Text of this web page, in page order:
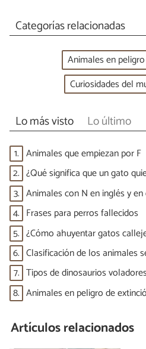
Categorías relacionadas
Animales en
Curiosidades del
Lo más visto Lo último
1. Animales que empiezan por F
2. ¿Qué significa que un gato
3. Animales con N en inglés y
4. Frases para perros fallecidos
5. ¿Cómo ahuyentar gatos
6. Clasificación de los animales
7. Tipos de dinosaurios
8. Animales en peligro de
Artículos relacionados